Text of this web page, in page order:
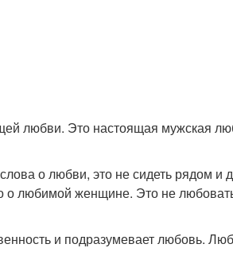
любви. Это настоящая мужская
о любви, это не сидеть рядом и
о любимой женщине. Это не
и подразумевает любовь.